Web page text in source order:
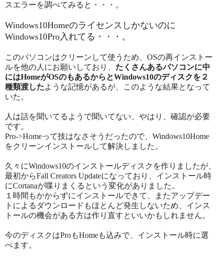
スエラーを調べてみると・・・。
Windows10Homeのライセンスしかないのに
Windows10Pro入れてる・・・。
このパソコンはクリーンして使うため、OSの再インストー
ルを他の人にお願いしており、 たくさんあるパソコンに中
にはHomeがOSのもあるからとWindows10のディスクを２
種類渡したような記憶があるが、このような結果となって
いた。
人は話を聞いてるようで聞いてない、やはり、確認が必要
です。
Pro->Homeって技はなさそうだったので、Windows10Home
をクリーンインストールして解決しました。
久々にWindows10のインストールディスクを作りましたが、
最初からFall Creators Updateになっており、インストール時
にCortanaが喋りまくるという変化がありました。
１時間もかからずにインストールできて、またアップデー
トによるダウンロードもほとんど発生しないため、インス
トールの機会がある方は作り直すといいかもしれません。
今のディスクはProもHomeも込みで、インストール時に選
べます。